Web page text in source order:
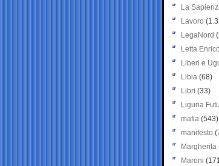
La
Lavoro
LegaNord
Letta Enrico
Liberi e
Libia (68)
Libri (33)
Liguria
mafia (543)
manifesto
Margherita
Maroni